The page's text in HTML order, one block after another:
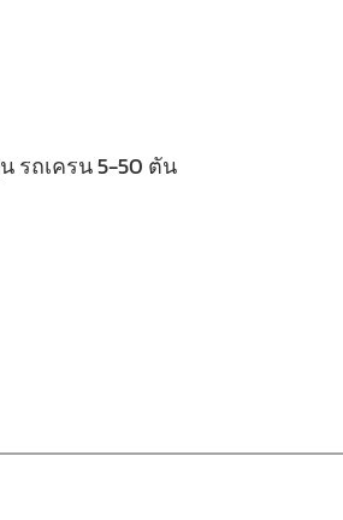
รถเครน 5-50 ตัน